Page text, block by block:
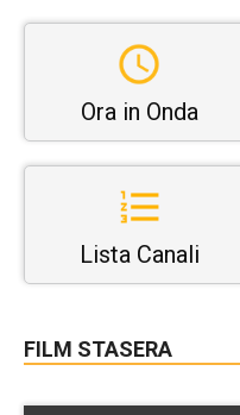
Ora in Onda
Lista Canali
FILM STASERA